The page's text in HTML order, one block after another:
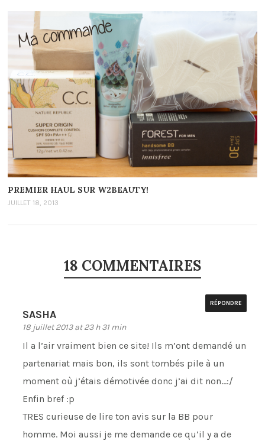
PREMIER HAUL SUR W2BEAUTY!
JUILLET 18, 2013
18 COMMENTAIRES
SASHA
18 juillet 2013 at 23 h 31 min
RÉPONDRE
Il a l’air vraiment bien ce site! Ils m’ont demandé un
partenariat mais bon, ils sont tombés pile à un
moment où j’étais démotivée donc j’ai dit non…:/
Enfin bref :p
TRES curieuse de lire ton avis sur la BB pour
homme. Moi aussi je me demande ce qu’il y a de